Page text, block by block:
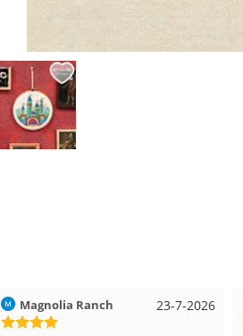
23-7-2026
Magnolia Ranch